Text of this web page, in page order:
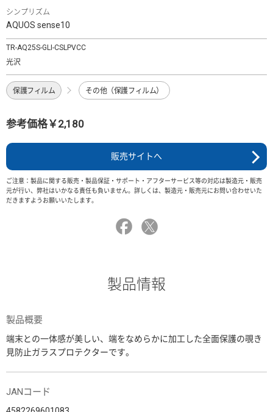
シンプリズム
AQUOS sense10
TR-AQ25S-GLI-CSLPVCC
光沢
保護フィルム その他（保護フィルム）
参考価格￥2,180
販売サイトへ
ご注意：製品に関する販売・製品保証・サポート・アフターサービス等の対応は製造元・販売
元が行い、弊社はいかなる責任も負いません。詳しくは、製造元・販売元にお問い合わせいた
だきますようお願いいたします。
製品情報
製品概要
端末との一体感が美しい、端をなめらかに加工した全面保護の覗き
見防止ガラスプロテクターです。
JANコード